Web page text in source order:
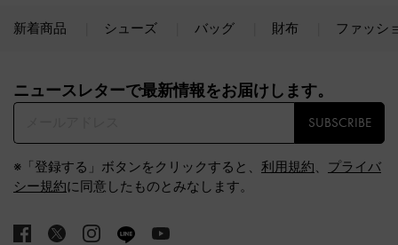
新着商品 シューズ バッグ 財布 ファッシ
ニュースレターで最新情報をお届けします。​
SUBSCRIBE
※「登録する」ボタンをクリックすると、 利用規約、 プライバ
シー規約に同意したものとみなします。